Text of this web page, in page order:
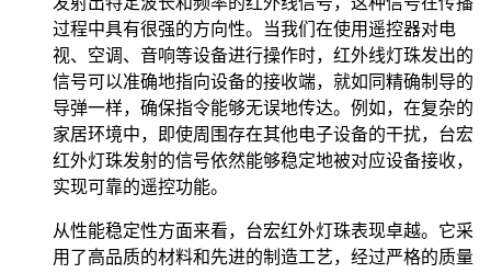
过程中具有很强的方向性。当我们在使用遥控器对电
视、空调、音响等设备进行操作时，红外线灯珠发出的
信号可以准确地指向设备的接收端，就如同精确制导的
导弹一样，确保指令能够无误地传达。例如，在复杂的
家居环境中，即使周围存在其他电子设备的干扰，台宏
红外灯珠发射的信号依然能够稳定地被对应设备接收，
实现可靠的遥控功能。
从性能稳定性方面来看，台宏红外灯珠表现卓越。它采
用了高品质的材料和先进的制造工艺，经过严格的质量